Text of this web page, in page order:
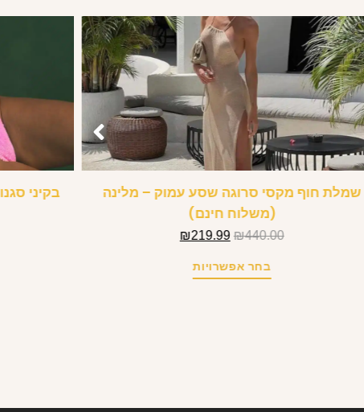
שמלת חוף מקסי סרוגה שסע עמוק – מלינה
(משלוח חינם)
₪440.00
₪219.99
בחר אפשרויות
בקיני